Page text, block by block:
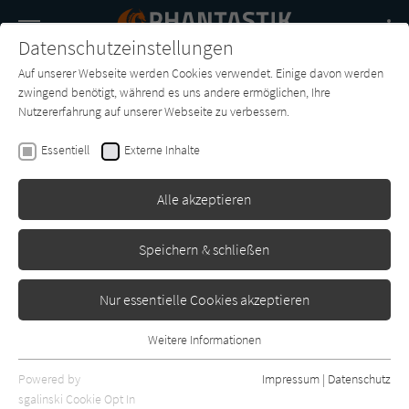
SUCHE
Buch-
Entdecker
Forum Charts
Datenschutzeinstellungen
Auf unserer Webseite werden Cookies verwendet. Einige davon werden
zwingend benötigt, während es uns andere ermöglichen, Ihre
Nutzererfahrung auf unserer Webseite zu verbessern.
Essentiell Externe Inhalte
Alle akzeptieren
Speichern & schließen
Nur essentielle Cookies akzeptieren
Essentielle Cookies werden für grundlegende Funktionen der
Webseite benötigt. Dadurch ist gewährleistet, dass die Webseite
Weitere Informationen
Powered by
sgalinski Cookie Opt In
Impressum | Datenschutz